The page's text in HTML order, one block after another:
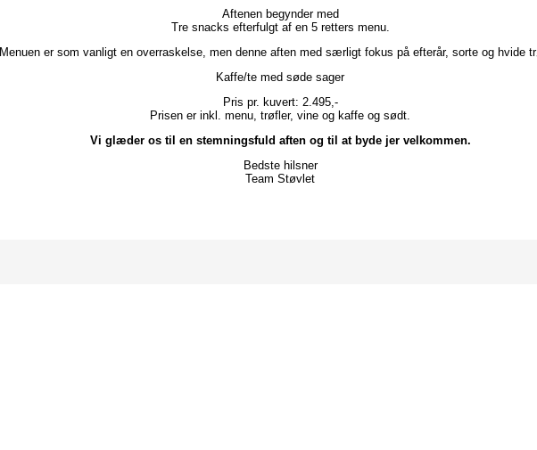
Aftenen begynder med
Tre snacks efterfulgt af en 5 retters menu.
Menuen er som vanligt en overraskelse, men denne aften med særligt fokus på efterår, sorte og hvide
Kaffe/te med søde sager
Pris pr. kuvert: 2.495,-
Prisen er inkl. menu, trøfler, vine og kaffe og sødt.
Vi glæder os til en stemningsfuld aften og til at byde jer velkommen.
Bedste hilsner
Team Støvlet